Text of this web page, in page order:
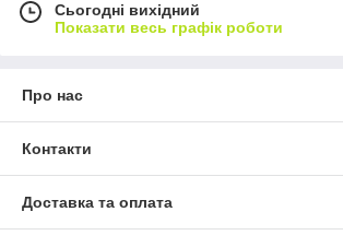
Сьогодні вихідний
Показати весь графік роботи
Про нас
Контакти
Доставка та оплата